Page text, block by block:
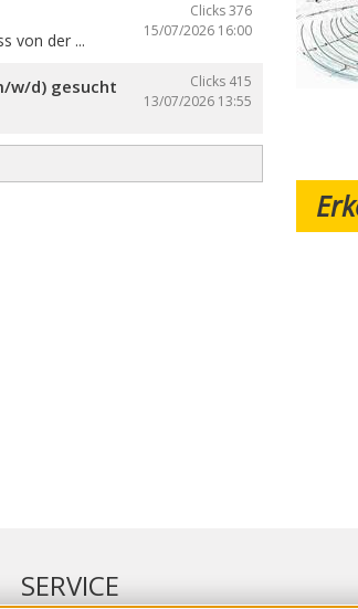
Clicks 376
15/07/2026 16:00
von der ...
Clicks 415
13/07/2026 13:55
w/d) gesucht
SERVICE